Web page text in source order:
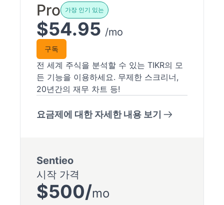
Pro 가장 인기 있는
$54.95 /mo
구독
전 세계 주식을 분석할 수 있는 TIKR의 모
든 기능을 이용하세요. 무제한 스크리너,
20년간의 재무 차트 등!
요금제에 대한 자세한 내용 보기
Sentieo
시작 가격
$500/mo